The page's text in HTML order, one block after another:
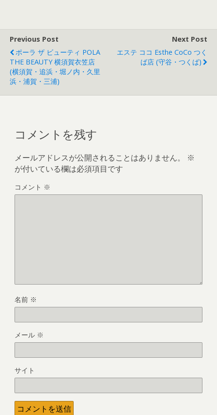
Previous Post
ポーラ ザ ビューティ POLA
THE BEAUTY 横須賀衣笠店
(横須賀・追浜・堀ノ内・久里
浜・浦賀・三浦)
Next Post
エステ ココ Esthe CoCo つく
ば店 (守谷・つくば)
コメントを残す
メールアドレスが公開されることはありません。
※
が付いている欄は必須項目です
コメント ※
名前 ※
メール ※
サイト